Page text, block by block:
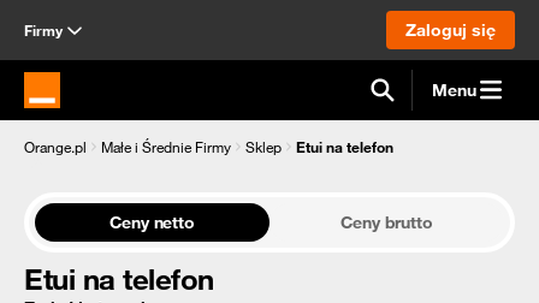
Firmy Zaloguj się
Strona główna Orange.pl Menu
Orange.pl Małe i Średnie Firmy Sklep Etui na telefon
Ceny netto Ceny brutto
Etui na telefon